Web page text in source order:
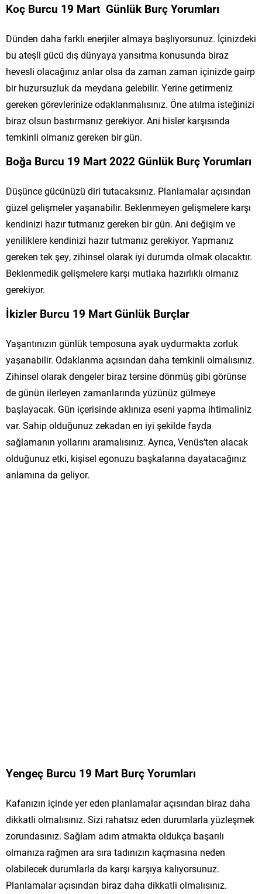
Koç Burcu 19 Mart Günlük Burç Yorumları
Dünden daha farklı enerjiler almaya başlıyorsunuz. İçinizdeki
bu ateşli gücü dış dünyaya yansıtma konusunda biraz
hevesli olacağınız anlar olsa da zaman zaman içinizde gairp
bir huzursuzluk da meydana gelebilir. Yerine getirmeniz
gereken görevlerinize odaklanmalısınız. Öne atılma isteğinizi
biraz olsun bastırmanız gerekiyor. Ani hisler karşısında
temkinli olmanız gereken bir gün.
Boğa Burcu 19 Mart 2022 Günlük Burç Yorumları
Düşünce gücünüzü diri tutacaksınız. Planlamalar açısından
güzel gelişmeler yaşanabilir. Beklenmeyen gelişmelere karşı
kendinizi hazır tutmanız gereken bir gün. Ani değişim ve
yeniliklere kendinizi hazır tutmanız gerekiyor. Yapmanız
gereken tek şey, zihinsel olarak iyi durumda olmak olacaktır.
Beklenmedik gelişmelere karşı mutlaka hazırlıklı olmanız
gerekiyor.
İkizler Burcu 19 Mart Günlük Burçlar
Yaşantınızın günlük temposuna ayak uydurmakta zorluk
yaşanabilir. Odaklanma açısından daha temkinli olmalısınız.
Zihinsel olarak dengeler biraz tersine dönmüş gibi görünse
de günün ilerleyen zamanlarında yüzünüz gülmeye
başlayacak. Gün içerisinde aklınıza eseni yapma ihtimaliniz
var. Sahip olduğunuz zekadan en iyi şekilde fayda
sağlamanın yollarını aramalısınız. Ayrıca, Venüs’ten alacak
olduğunuz etki, kişisel egonuzu başkalarına dayatacağınız
anlamına da geliyor.
Yengeç Burcu 19 Mart Burç Yorumları
Kafanızın içinde yer eden planlamalar açısından biraz daha
dikkatli olmalısınız. Sizi rahatsız eden durumlarla yüzleşmek
zorundasınız. Sağlam adım atmakta oldukça başarılı
olmanıza rağmen ara sıra tadınızın kaçmasına neden
olabilecek durumlarla da karşı karşıya kalıyorsunuz.
Planlamalar açısından biraz daha dikkatli olmalısınız.